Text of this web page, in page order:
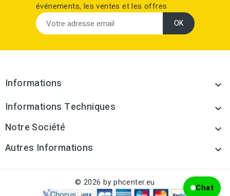
événements, les ventes et les offres
Informations 
Informations Techniques 
Notre Société 
Autres Informations 
© 2026 by phcenter.eu Chat